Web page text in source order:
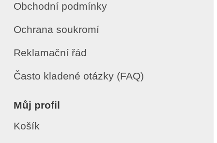
Obchodní podmínky
Ochrana soukromí
Reklamační řád
Často kladené otázky (FAQ)
Můj profil
Košík